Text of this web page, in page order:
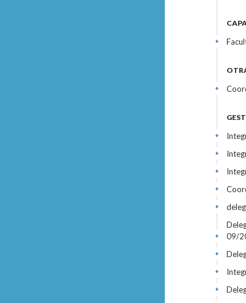
+
+
+
+
+
+
+
09/
+
+
+
+